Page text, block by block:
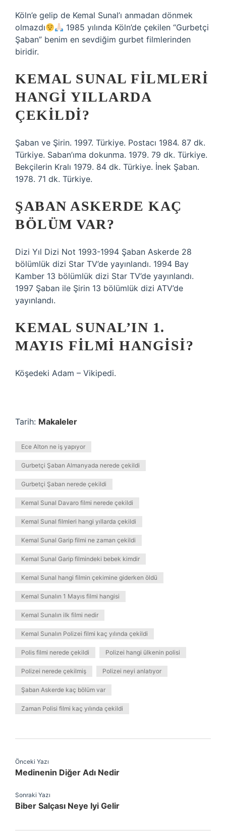
Köln’e gelip de Kemal Sunal’ı anmadan dönmek
olmazdı
1985 yılında Köln’de çekilen “Gurbetçi
Şaban” benim en sevdiğim gurbet filmlerinden
biridir.
KEMAL SUNAL FILMLERI
HANGI YILLARDA
ÇEKILDI?
Şaban ve Şirin. 1997. Türkiye. Postacı 1984. 87 dk.
Türkiye. Saban’ıma dokunma. 1979. 79 dk. Türkiye.
Bekçilerin Kralı 1979. 84 dk. Türkiye. İnek Şaban.
1978. 71 dk. Türkiye.
ŞABAN ASKERDE KAÇ
BÖLÜM VAR?
Dizi Yıl Dizi Not 1993-1994 Şaban Askerde 28
bölümlük dizi Star TV’de yayınlandı. 1994 Bay
Kamber 13 bölümlük dizi Star TV’de yayınlandı.
1997 Şaban ile Şirin 13 bölümlük dizi ATV’de
yayınlandı.
KEMAL SUNAL’IN 1.
MAYIS FILMI HANGISI?
Köşedeki Adam – Vikipedi.
Tarih: Makaleler
Ece Alton ne iş yapıyor
Gurbetçi Şaban Almanyada nerede çekildi
Gurbetçi Şaban nerede çekildi
Kemal Sunal Davaro filmi nerede çekildi
Kemal Sunal filmleri hangi yıllarda çekildi
Kemal Sunal Garip filmi ne zaman çekildi
Kemal Sunal Garip filmindeki bebek kimdir
Kemal Sunal hangi filmin çekimine giderken öldü
Kemal Sunalın 1 Mayıs filmi hangisi
Kemal Sunalın ilk filmi nedir
Kemal Sunalın Polizei filmi kaç yılında çekildi
Polis filmi nerede çekildi Polizei hangi ülkenin polisi
Polizei nerede çekilmiş Polizei neyi anlatıyor
Şaban Askerde kaç bölüm var
Zaman Polisi filmi kaç yılında çekildi
Önceki Yazı
Medinenin Diğer Adı Nedir
Sonraki Yazı
Biber Salçası Neye Iyi Gelir